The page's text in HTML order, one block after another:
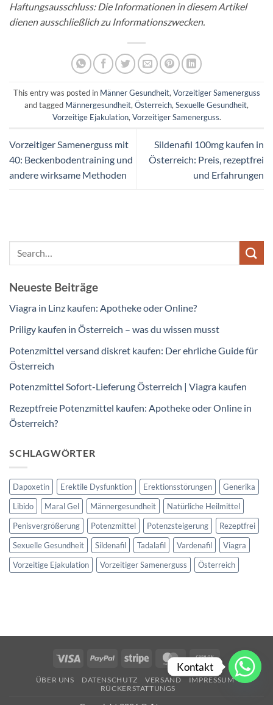
Haftungsausschluss: Die Informationen in diesem Artikel
dienen ausschließlich zu Informationszwecken.
This entry was posted in Männer Gesundheit, Vorzeitiger Samenerguss
and tagged Männergesundheit, Österreich, Sexuelle Gesundheit,
Vorzeitige Ejakulation, Vorzeitiger Samenerguss.
Vorzeitiger Samenerguss mit
40: Beckenbodentraining und
andere wirksame Methoden
Sildenafil 100mg kaufen in
Österreich: Preis, rezeptfrei
und Erfahrungen
Neueste Beiträge
Viagra in Linz kaufen: Apotheke oder Online?
Priligy kaufen in Österreich – was du wissen musst
Potenzmittel versand diskret kaufen: Der ehrliche Guide für
Österreich
Potenzmittel Sofort-Lieferung Österreich | Viagra kaufen
Rezeptfreie Potenzmittel kaufen: Apotheke oder Online in
Österreich?
SCHLAGWÖRTER
Dapoxetin Erektile Dysfunktion Erektionsstörungen
Generika
Libido
Maral Gel Männergesundheit
Natürliche Heilmittel
Penisvergrößerung
Potenzmittel Potenzsteigerung
Rezeptfrei
Sexuelle Gesundheit
Sildenafil Tadalafil Vardenafil
Viagra
Vorzeitige Ejakulation
Vorzeitiger Samenerguss Österreich
Visa PayPal Stripe MasterCardCash
On
Delivery
ÜBER UNS DATENSCHUTZ VERSAND
IMPRESSUM
RÜCKERSTATTUNGS
Kontakt